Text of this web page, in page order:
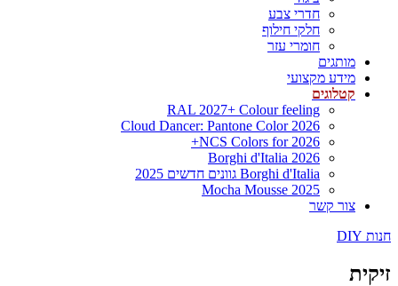
חדרי צבע
חלקי חילוף
חומרי עזר
מותגים
מידע מקצועי
קטלוגים
RAL 2027+ Colour feeling
Cloud Dancer: Pantone Color 2026
NCS Colors for 2026+
Borghi d'Italia 2026
Borghi d'Italia גוונים חדשים 2025
Mocha Mousse 2025
צור קשר
חנות DIY
זיקית